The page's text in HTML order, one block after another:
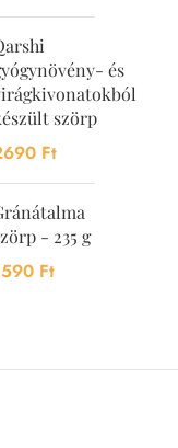
és
szörp
Ft
- 235 g
Ft